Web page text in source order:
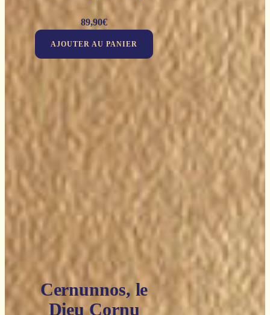
89,90€
AJOUTER AU PANIER
Cernunnos, le
Dieu Cornu